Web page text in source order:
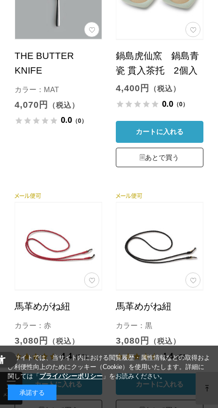
THE BUTTER
KNIFE
カラー：MAT
4,070円 （税込）
0.0（0）
鍋島虎仙窯 鍋島青
瓷 貫入茶托 2個入
4,400円 （税込）
0.0（0）
カートに入れる
あとで買う
馬革めがね紐
カラー：赤
3,080円 （税込）
4.4（56）
カートに入れる
馬革めがね紐
カラー：黒
3,080円 （税込）
4.4（56）
カートに入れる
当サイトでは、当サイト内における閲覧履歴・属性情報などの取得およ
び利便性向上のためにクッキー（Cookie）を使用いたします。詳細に
関しては「 プライバシーポリシー」をお読みください。
承諾する